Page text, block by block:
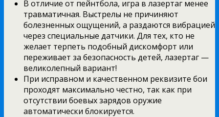
В отличие от пейнтбола, игра в лазертаг менее
травматичная. Выстрелы не причиняют
болезненных ощущений, а раздаются вибрацией
через специальные датчики. Для тех, кто не
желает терпеть подобный дискомфорт или
переживает за безопасность детей, лазертаг —
великолепный вариант!
При исправном и качественном реквизите бои
проходят максимально честно, так как при
отсутствии боевых зарядов оружие
автоматически блокируется.